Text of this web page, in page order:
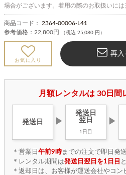
場合がございます。着用の際のお取扱いには
商品コード： 2364-00006-L41
参考価格： 22,800円 （税込 25,080 円）
お気に入り
再
月額レンタルは 30日間
発送日 ▶
発送日
翌日
1日目
▶
＊営業日 午前9時までの注文で即日発
＊レンタル期間は発送日翌日を1日目
＊返却日は、お客様が運送会社やコン